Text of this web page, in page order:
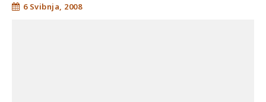
6 Svibnja, 2008